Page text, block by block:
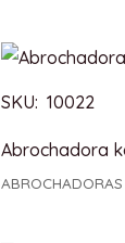
SKU: 10022
Abrochadora
ABROCHADORAS